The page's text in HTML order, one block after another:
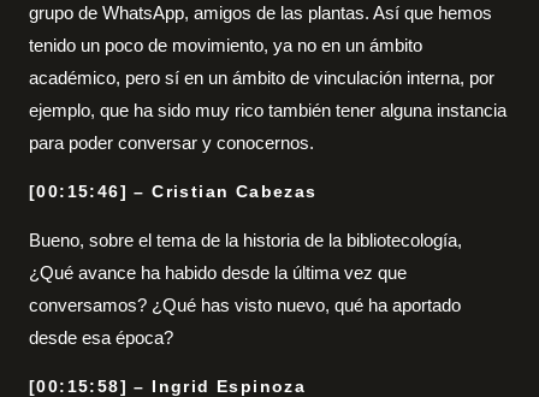
grupo de WhatsApp, amigos de las plantas. Así que hemos
tenido un poco de movimiento, ya no en un ámbito
académico, pero sí en un ámbito de vinculación interna, por
ejemplo, que ha sido muy rico también tener alguna instancia
para poder conversar y conocernos.
[00:15:46] – Cristian Cabezas
Bueno, sobre el tema de la historia de la bibliotecología,
¿Qué avance ha habido desde la última vez que
conversamos? ¿Qué has visto nuevo, qué ha aportado
desde esa época?
[00:15:58] – Ingrid Espinoza